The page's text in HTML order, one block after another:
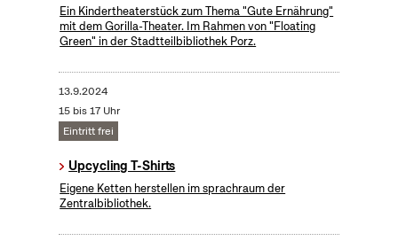
Ein Kindertheaterstück zum Thema "Gute Ernährung"
mit dem Gorilla-Theater. Im Rahmen von "Floating
Green" in der Stadtteilbibliothek Porz.
13.9.2024
15 bis 17 Uhr
Eintritt frei
Upcycling T-Shirts
Eigene Ketten herstellen im sprachraum der
Zentralbibliothek.